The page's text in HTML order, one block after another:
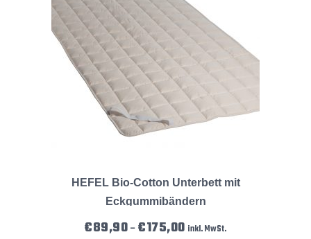
HEFEL Bio-Cotton Unterbett mit
Eckgummibändern
€89,90–€175,00Preisspanne: €89,90 bis
inkl. MwSt.